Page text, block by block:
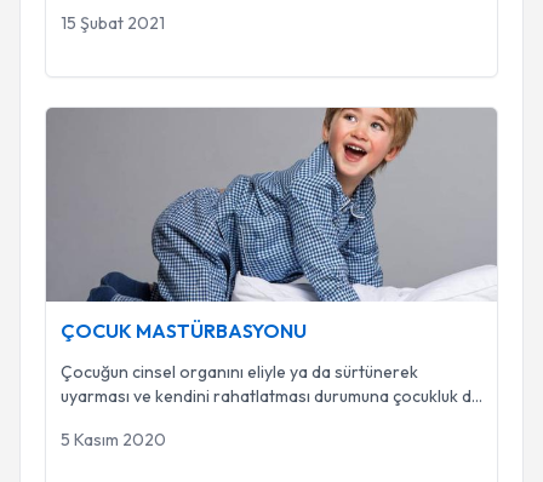
15 Şubat 2021
ÇOCUK MASTÜRBASYONU
Çocuğun cinsel organını eliyle ya da sürtünerek
uyarması ve kendini rahatlatması durumuna çocukluk d...
5 Kasım 2020